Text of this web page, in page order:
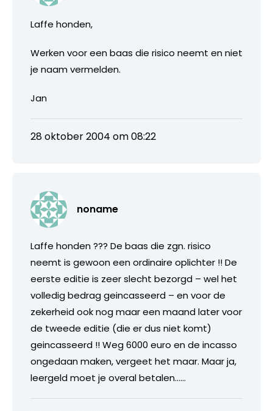
Laffe honden,
Werken voor een baas die risico neemt en niet
je naam vermelden.
Jan
28 oktober 2004 om 08:22
noname
Laffe honden ??? De baas die zgn. risico
neemt is gewoon een ordinaire oplichter !! De
eerste editie is zeer slecht bezorgd – wel het
volledig bedrag geincasseerd – en voor de
zekerheid ook nog maar een maand later voor
de tweede editie (die er dus niet komt)
geincasseerd !! Weg 6000 euro en de incasso
ongedaan maken, vergeet het maar. Maar ja,
leergeld moet je overal betalen……